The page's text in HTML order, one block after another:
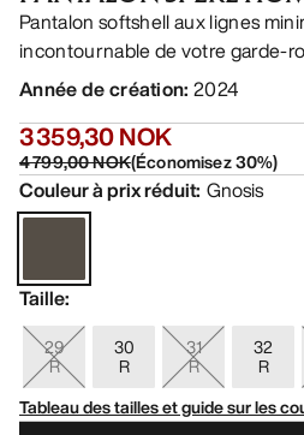
Pantalon softshell aux lignes
incontournable de votre garde-
Année de création: 2024
3 359,30 NOK
4 799,00 NOK(Économisez30%)
Couleur à prix réduit: Gnosis
Taille:
29
R
30
R
31
R
32
R
Tableau des tailles et guide sur les